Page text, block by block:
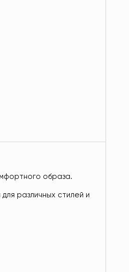
образа.
различных стилей и